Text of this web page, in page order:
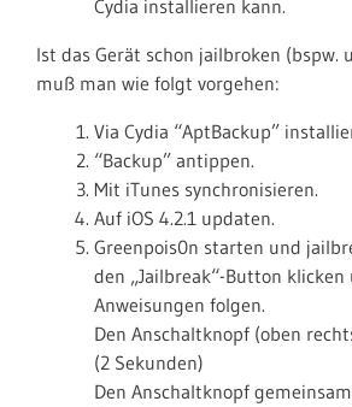
Cydia installieren kann.
Ist das Gerät schon jailbroken (bspw.
muß man wie folgt vorgehen:
Via Cydia “AptBackup”
“Backup” antippen.
Mit iTunes synchronisieren.
Auf iOS 4.2.1 updaten.
Greenpois0n starten und
den „Jailbreak“-Button
Anweisungen folgen.
Den Anschaltknopf (oben
(2 Sekunden)
Den Anschaltknopf